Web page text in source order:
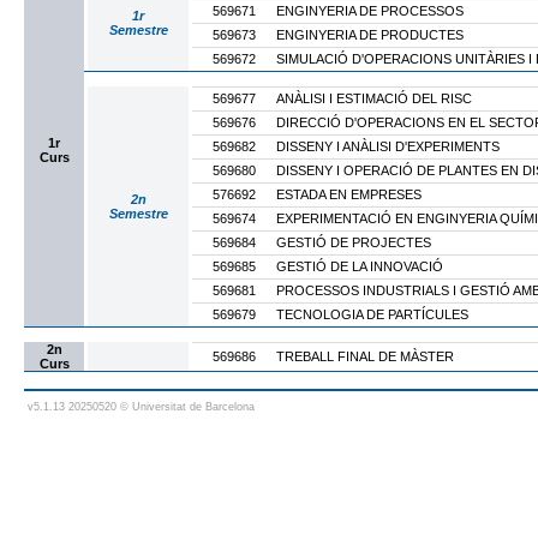
1r
Curs
1r
Semestre
569671
ENGINYERIA DE PROCESSOS
569673
ENGINYERIA DE PRODUCTES
569672
SIMULACIÓ D'OPERACIONS UNITÀRIES I
2n
Semestre
569677
ANÀLISI I ESTIMACIÓ DEL RISC
569676
DIRECCIÓ D'OPERACIONS EN EL
569682
DISSENY I ANÀLISI D'EXPERIMENTS
569680
DISSENY I OPERACIÓ DE PLANTES EN
576692
ESTADA EN EMPRESES
569674
EXPERIMENTACIÓ EN ENGINYERIA
569684
GESTIÓ DE PROJECTES
569685
GESTIÓ DE LA INNOVACIÓ
569681
PROCESSOS INDUSTRIALS I GESTIÓ
569679
TECNOLOGIA DE PARTÍCULES
2n
Curs
569686 TREBALL FINAL DE MÀSTER
v5.1.13 20250520 © Universitat de Barcelona